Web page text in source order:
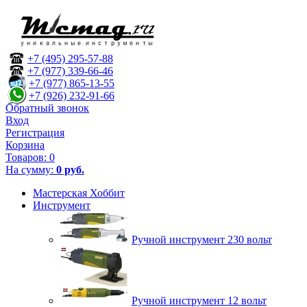
+7 (495) 295-57-88
+7 (977) 339-66-46
+7 (977) 865-13-55
+7 (926) 232-91-66
Обратный звонок
Вход
Регистрация
Корзина
Товаров: 0
На сумму: 0 руб.
Мастерская Хоббит
Инструмент
Ручной инструмент 230 вольт
Ручной инструмент 12 вольт